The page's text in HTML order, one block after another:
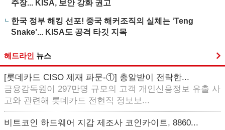
주장... KISA, 보안 강화 권고
한국 정부 해킹 선포! 중국 해커조직의 실체는 ‘Teng
Snake’... KISA도 공격 타깃 지목
헤드라인 뉴스
[롯데카드 CISO 제재 파문-①] 총알받이 전락한...
금융감독원이 297만명 규모의 고객 개인신용정보 유출 사
고와 관련해 롯데카드 전현직 정보보...
비트코인 하드웨어 지갑 제조사 코인카이트, 8860...